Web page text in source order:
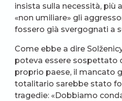
insista sulla necessità, più
«non umiliare» gli
fossero già svergognati a
Come ebbe a dire
poteva essere sospettato
proprio paese, il mancato
totalitario sarebbe stato
tragedie: «Dobbiamo